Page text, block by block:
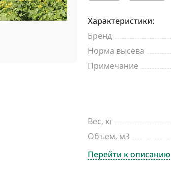
Характеристики:
Бренд
Норма высева
Примечание
Вес, кг
Объем, м3
Перейти к описанию